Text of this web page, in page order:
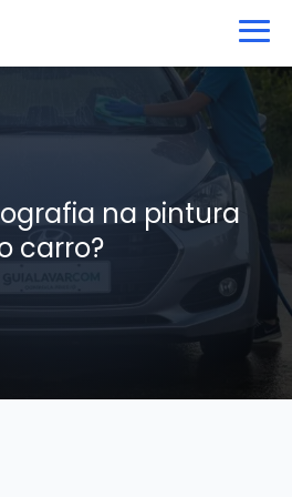
na pintura
carro?